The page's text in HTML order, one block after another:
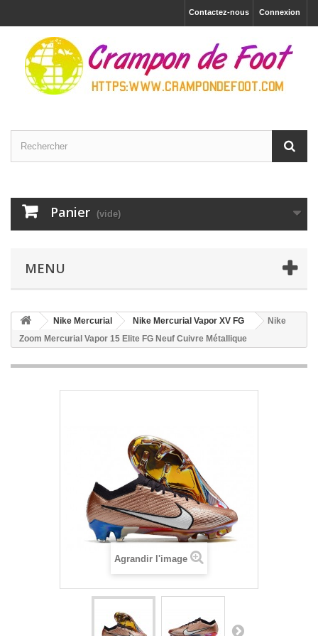
Connexion
Contactez-nous
Panier (vide)
MENU
Nike Mercurial Nike Mercurial Vapor XV FG
Nike
Zoom Mercurial Vapor 15 Elite FG Neuf Cuivre Métallique
Agrandir l'image